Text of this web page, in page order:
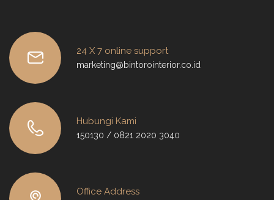
24 X 7 online support
marketing@bintorointerior.co.id
Hubungi Kami
150130 / 0821 2020 3040
Office Address